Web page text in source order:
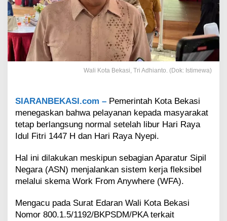
e
r
a
n
,
L
y
a
a
n
P
l
i
Wali Kota Bekasi, Tri Adhianto. (Dok: Istimewa)
SIARANBEKASI.com – Pemerintah Kota Bekasi
menegaskan bahwa pelayanan kepada masyarakat
tetap berlangsung normal setelah libur Hari Raya
Idul Fitri 1447 H dan Hari Raya Nyepi.
Hal ini dilakukan meskipun sebagian Aparatur Sipil
Negara (ASN) menjalankan sistem kerja fleksibel
melalui skema Work From Anywhere (WFA).
Mengacu pada Surat Edaran Wali Kota Bekasi
Nomor 800.1.5/1192/BKPSDM/PKA terkait